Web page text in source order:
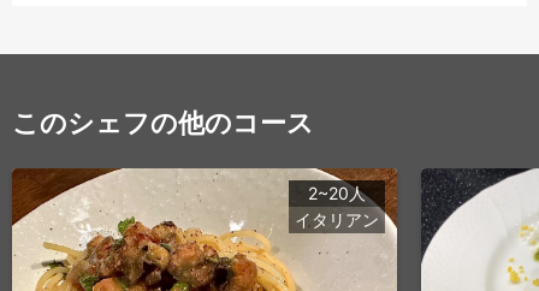
このシェフの他のコース
2~20人
イタリアン